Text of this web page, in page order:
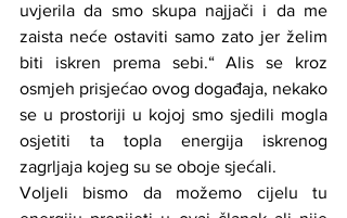
uvjerila da smo skupa najjači i da me
zaista neće ostaviti samo zato jer želim
biti iskren prema sebi.“ Alis se kroz
osmjeh prisjećao ovog događaja, nekako
se u prostoriji u kojoj smo sjedili mogla
osjetiti ta topla energija iskrenog
zagrljaja kojeg su se oboje sjećali.
Voljeli bismo da možemo cijelu tu